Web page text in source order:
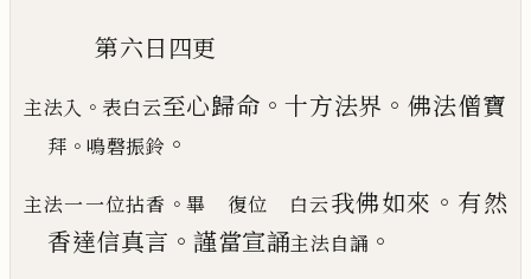
第六日四更
主法入 。 表白云至心歸命 。 十方法界 。 佛法僧寶
拜 。 鳴磬振鈴 。
主法一一位拈香 。 畢 復位 白云我佛如來 。 有然
香達信真言 。 謹當宣誦主法自誦 。